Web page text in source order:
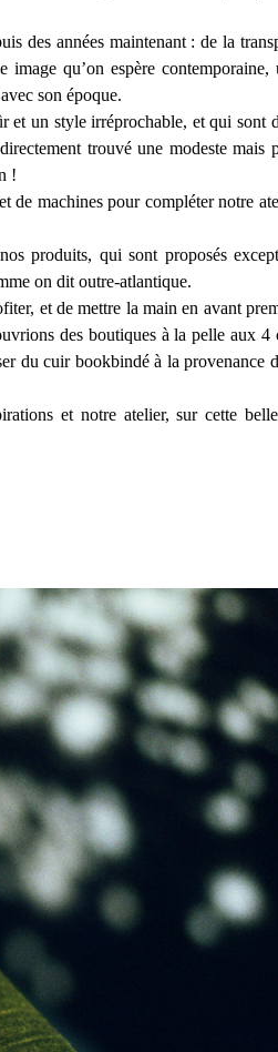
des années maintenant : de la
qu’on espère
son époque.
et un style irréprochable, et qui sont
trouvé une modeste mais
!
machines pour compléter notre
produits, qui sont proposés
on dit outre-atlantique.
et de mettre la main en avant
des boutiques à la pelle aux
du cuir bookbindé à la provenance
et notre atelier, sur cette